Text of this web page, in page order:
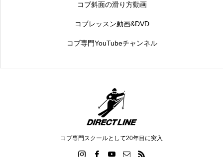
コブ斜面の滑り方動画
コブレッスン動画&DVD
コブ専門YouTubeチャンネル
コブ専門スクールとして20年目に突入